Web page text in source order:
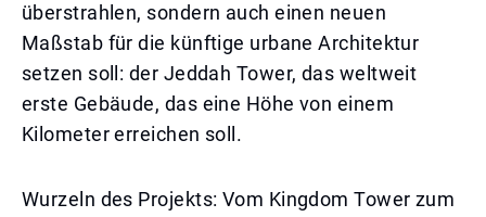
überstrahlen, sondern auch einen neuen
Maßstab für die künftige urbane Architektur
setzen soll: der Jeddah Tower, das weltweit
erste Gebäude, das eine Höhe von einem
Kilometer erreichen soll.
Wurzeln des Projekts: Vom Kingdom Tower zum